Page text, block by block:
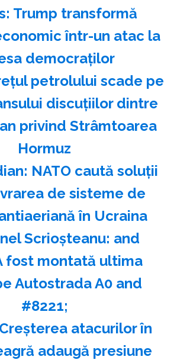
Trump transformă
într-un atac la
democraţilor
petrolului scade pe
discuţiilor dintre
privind Strâmtoarea
Hormuz
NATO caută soluţii
de sisteme de
în Ucraina
Scrioşteanu: and
fost montată ultima
Autostrada A0 and
#8221;
atacurilor în
adaugă presiune